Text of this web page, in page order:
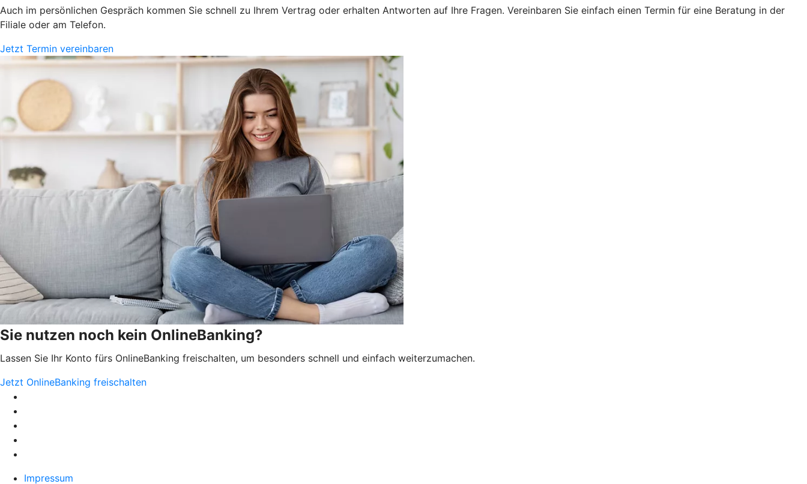
Auch im persönlichen Gespräch kommen Sie schnell zu Ihrem Vertrag oder erhalten Antworten auf Ihre Fragen. Vereinbaren Sie einfach einen Termin für eine Beratung in der
Filiale oder am Telefon.
Jetzt Termin vereinbaren
Sie nutzen noch kein OnlineBanking?
Lassen Sie Ihr Konto fürs OnlineBanking freischalten, um besonders schnell und einfach weiterzumachen.
Jetzt OnlineBanking freischalten
Impressum